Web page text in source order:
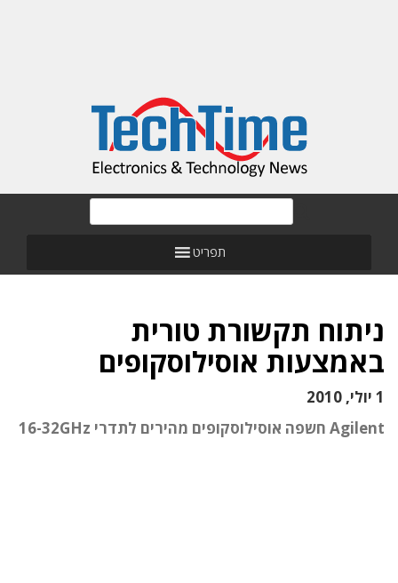
תפריט
ניתוח תקשורת טורית
באמצעות אוסילוסקופים
1 יולי, 2010
Agilent חשפה אוסילוסקופים מהירים לתדרי 16-32GHz